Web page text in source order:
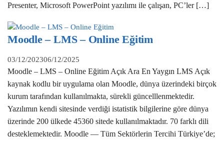
Presenter, Microsoft PowerPoint yazılımı ile çalışan, PC’ler […]
Moodle – LMS – Online Eğitim
03/12/202306/12/2025
Moodle – LMS – Online Eğitim Açık Ara En Yaygın LMS Açık
kaynak kodlu bir uygulama olan Moodle, dünya üzerindeki birçok
kurum tarafından kullanılmakta, sürekli güncelllenmektedir.
Yazılımın kendi sitesinde verdiği istatistik bilgilerine göre dünya
üzerinde 200 ülkede 45360 sitede kullanılmaktadır. 70 farklı dili
desteklemektedir. Moodle — Tüm Sektörlerin Tercihi Türkiye’de;